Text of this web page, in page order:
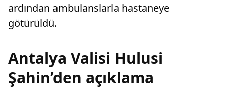
ardından ambulanslarla hastaneye
götürüldü.
Antalya Valisi Hulusi
Şahin’den açıklama